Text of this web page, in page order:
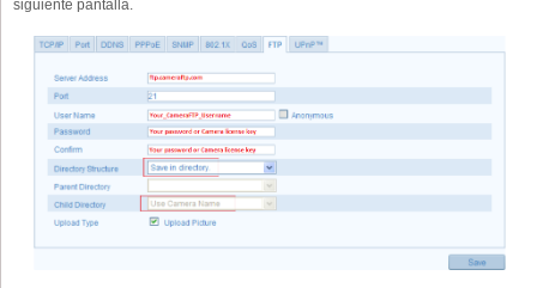
siguiente pantalla.